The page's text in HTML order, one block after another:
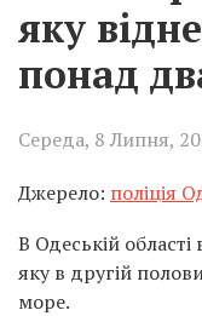
яку
понад
Середа, 8 Липня,
Джерело: поліція
В Одеській
яку в другій
море.